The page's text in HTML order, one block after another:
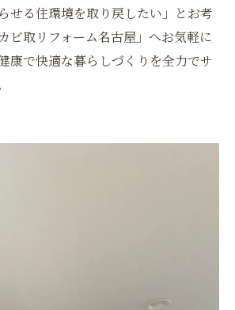
せる住環境を取り戻したい」とお考
ビ取リフォーム名古屋」へお気軽に
康で快適な暮らしづくりを全力でサ